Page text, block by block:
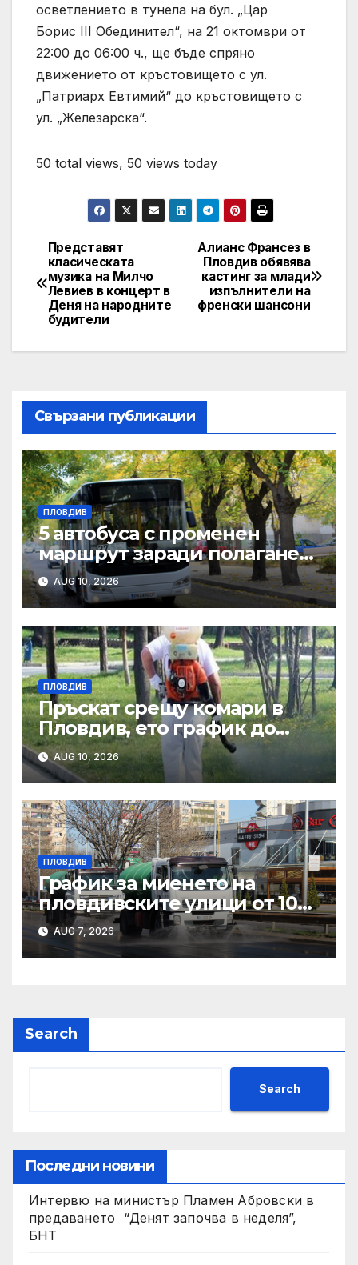
осветлението в тунела на бул. „Цар
Борис III Обединител“, на 21 октомври от
22:00 до 06:00 ч., ще бъде спряно
движението от кръстовището с ул.
„Патриарх Евтимий“ до кръстовището с
ул. „Железарска“.
50 total views, 50 views today
Post
navigation
Алианс Франсез в
Пловдив обявява
кастинг за млади
изпълнители на
френски шансони
Представят
класическата
музика на Милчо
Левиев в концерт в
Деня на народните
будители
Свързани публикации
ПЛОВДИВ
5 автобуса с променен
маршрут заради полагане
на топлопровод в район
„Западен“
AUG 10, 2026
ПЛОВДИВ
Пръскат срещу комари в
Пловдив, ето график до
края на август
AUG 10, 2026
ПЛОВДИВ
График за миенето на
пловдивските улици от 10
до 14 август
AUG 7, 2026
Search
Search
Последни новини
Интервю на министър Пламен Абровски в
предаването “Денят започва в неделя”,
БНТ